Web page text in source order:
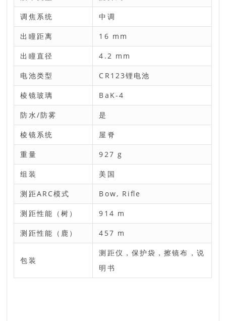
调焦系统 中调
出瞳距离 16 mm
出瞳直径 4.2 mm
电池类型 CR123锂电池
棱镜玻璃 BaK-4
防水/防雾 是
棱镜系统 屋脊
重量 927 g
组装 美国
测距ARC模式 Bow, Rifle
测距性能（树） 914 m
测距性能（鹿） 457 m
包装
测距仪，保护袋，擦镜布，说
明书